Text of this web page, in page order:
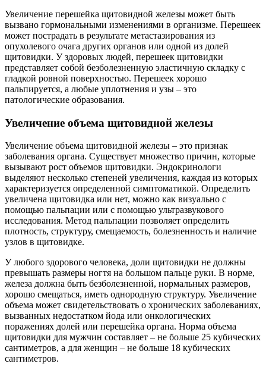
Увеличение перешейка щитовидной железы может быть
вызвано гормональными изменениями в организме. Перешеек
может пострадать в результате метастазирования из
опухолевого очага других органов или одной из долей
щитовидки. У здоровых людей, перешеек щитовидки
представляет собой безболезненную эластичную складку с
гладкой ровной поверхностью. Перешеек хорошо
пальпируется, а любые уплотнения и узы – это
патологические образования.
Увеличение объема щитовидной железы
Увеличение объема щитовидной железы – это признак
заболевания органа. Существует множество причин, которые
вызывают рост объемов щитовидки. Эндокринологи
выделяют несколько степеней увеличения, каждая из которых
характеризуется определенной симптоматикой. Определить
увеличена щитовидка или нет, можно как визуально с
помощью пальпации или с помощью ультразвукового
исследования. Метод пальпации позволяет определить
плотность, структуру, смещаемость, болезненность и наличие
узлов в щитовидке.
У любого здорового человека, доли щитовидки не должны
превышать размеры ногтя на большом пальце руки. В норме,
железа должна быть безболезненной, нормальных размеров,
хорошо смещаться, иметь однородную структуру. Увеличение
объема может свидетельствовать о хронических заболеваниях,
вызванных недостатком йода или онкологических
поражениях долей или перешейка органа. Норма объема
щитовидки для мужчин составляет – не больше 25 кубических
сантиметров, а для женщин – не больше 18 кубических
сантиметров.